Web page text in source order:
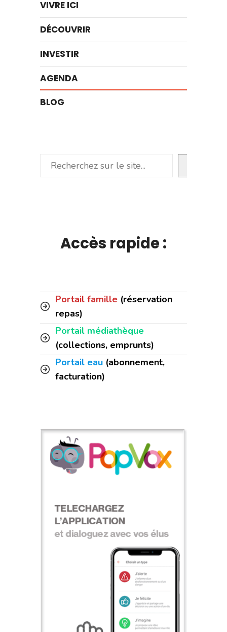
VIVRE ICI
DÉCOUVRIR
INVESTIR
AGENDA
BLOG
Rechercher
Accès rapide :
Portail famille (réservation
repas)
Portail médiathèque
(collections, emprunts)
Portail eau (abonnement,
facturation)